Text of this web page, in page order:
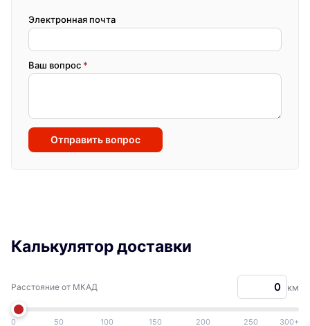
Электронная почта
Ваш вопрос *
Отправить вопрос
Калькулятор доставки
Расстояние от МКАД км
0 50 100 150 200 250 300+